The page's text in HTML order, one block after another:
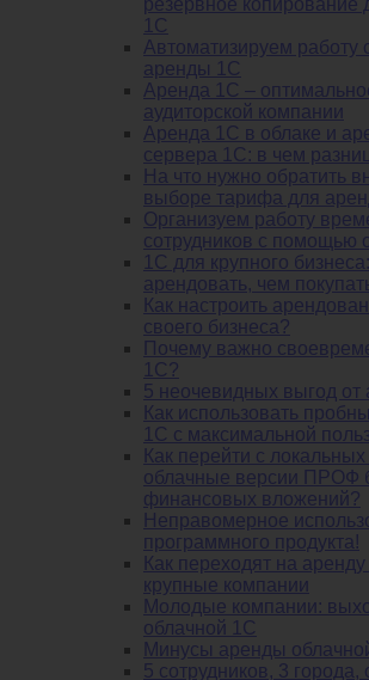
резервное копирование
1С
Автоматизируем
аренды 1С
Аренда 1С –
аудиторской компании
Аренда 1С в облаке и
сервера 1С: в чем
На что нужно обратить
выборе тарифа для
Организуем работу
сотрудников с помощью
1С для крупного
арендовать, чем
Как настроить
своего бизнеса?
Почему важно
1С?
5 неочевидных выгод
Как использовать
1С с максимальной
Как перейти с
облачные версии ПРОФ
финансовых вложений?
Неправомерное
программного продукта!
Как переходят на
крупные компании
Молодые компании:
облачной 1С
Минусы аренды
5 сотрудников, 3